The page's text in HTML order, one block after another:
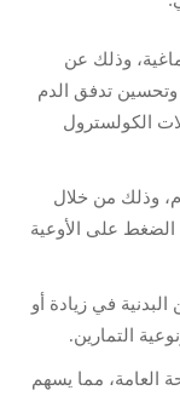
وذلك عن
تدفق الدم
الكولسترول
وذلك من خلال
على الأوعية
في زيادة أو
التمارين.
العامة، مما يسهم